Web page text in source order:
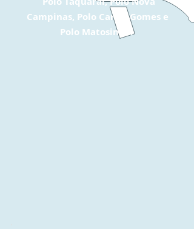
Campinas, Polo Carlos Gomes e
Polo Matosinho.